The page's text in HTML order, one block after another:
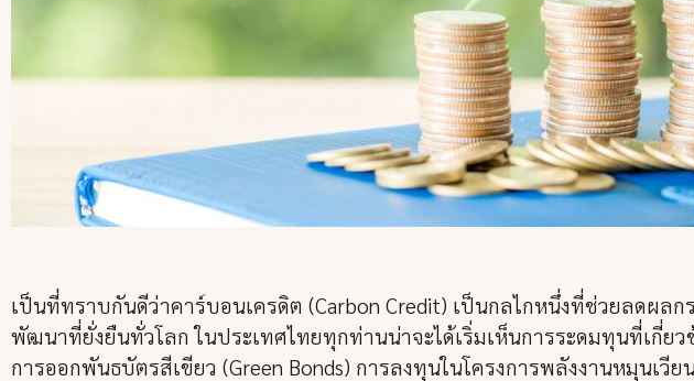
เป็นที่ทราบกันดีว่าคาร์บอนเครดิต (Carbon Credit) เป็นกลไกหนึ่งที่ช่วยลดผล
พัฒนาที่ยั่งยืนทั่วโลก ในประเทศไทยทุกท่านน่าจะได้เริ่มเห็นการระดมทุนที่เกี่
การออกพันธบัตรสีเขียว (Green Bonds) การลงทุนในโครงการพลังงานหมุนเวี